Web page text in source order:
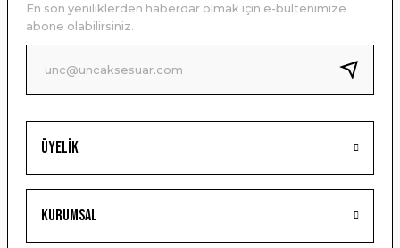
Ürün bilgilerinde hatalar bulunuyor.
Ürün fiyatı diğer sitelerden daha pahalı.
Bu ürüne benzer farklı alternatifler olmalı.
Gönder
Üyelik
Kurumsal
En son yeniliklerden haberdar olmak için e-bültenimize
abone olabilirsiniz.